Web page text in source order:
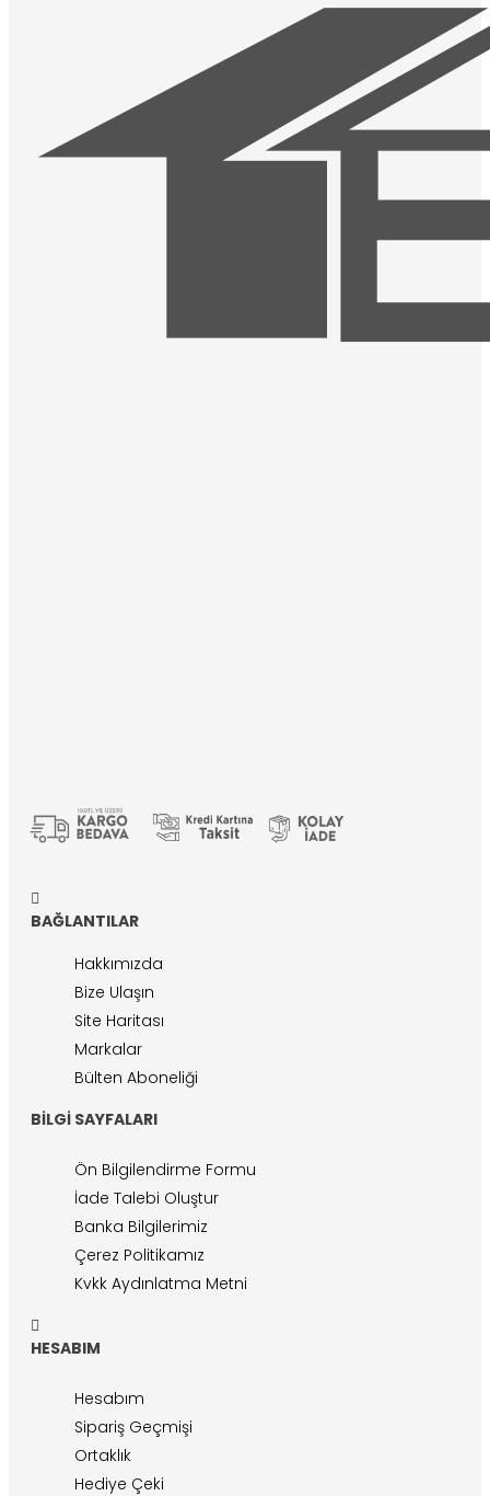
BAĞLANTILAR
Hakkımızda
Bize Ulaşın
Site Haritası
Markalar
Bülten Aboneliği
BILGI SAYFALARI
Ön Bilgilendirme Formu
İade Talebi Oluştur
Banka Bilgilerimiz
Çerez Politikamız
Kvkk Aydınlatma Metni
HESABIM
Hesabım
Sipariş Geçmişi
Ortaklık
Hediye Çeki